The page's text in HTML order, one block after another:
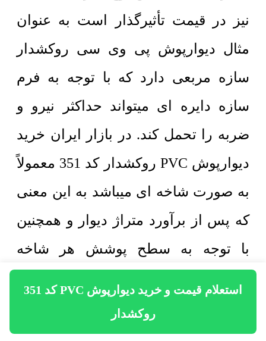
استعلام قیمت و خرید دیوارپوش PVC کد 351
روکشدار
نیز در قیمت تأثیرگذار است به عنوان
مثال دیوارپوش پی وی سی روکشدار
سازه مربعی دارد که با توجه به فرم
سازه دایره ای میتواند حداکثر نیرو و
ضربه را تحمل کند. در بازار ایران خرید
دیوارپوش PVC روکشدار کد 351 معمولاً
به صورت شاخه ای میباشد به این معنی
که پس از برآورد متراژ دیوار و همچنین
با توجه به سطح پوشش هر شاخه
شاخه را برآورد کرد و نسبت به خرید
اقدام کرد. لایه دوم دیوارپوش PVC که